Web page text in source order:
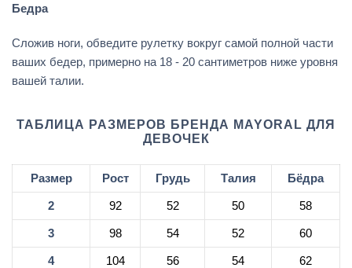
Бедра
Сложив ноги, обведите рулетку вокруг самой полной части
ваших бедер, примерно на 18 - 20 сантиметров ниже уровня
вашей талии.
ТАБЛИЦА РАЗМЕРОВ БРЕНДА MAYORAL ДЛЯ
ДЕВОЧЕК
Размер Рост Грудь Талия Бёдра
2 92 52 50 58
3 98 54 52 60
4 104 56 54 62